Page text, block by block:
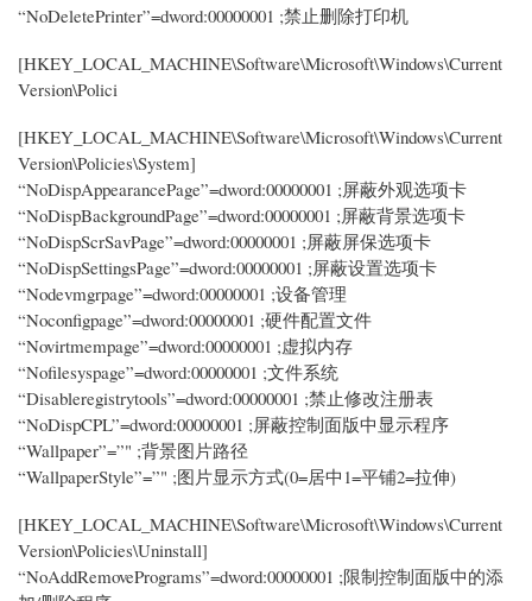
“NoDeletePrinter”=dword:00000001 ;禁止删除打印机
[HKEY_LOCAL_MACHINE\Software\Microsoft\Windows\Current
Version\Polici
[HKEY_LOCAL_MACHINE\Software\Microsoft\Windows\Current
Version\Policies\System]
“NoDispAppearancePage”=dword:00000001 ;屏蔽外观选项卡
“NoDispBackgroundPage”=dword:00000001 ;屏蔽背景选项卡
“NoDispScrSavPage”=dword:00000001 ;屏蔽屏保选项卡
“NoDispSettingsPage”=dword:00000001 ;屏蔽设置选项卡
“Nodevmgrpage”=dword:00000001 ;设备管理
“Noconfigpage”=dword:00000001 ;硬件配置文件
“Novirtmempage”=dword:00000001 ;虚拟内存
“Nofilesyspage”=dword:00000001 ;文件系统
“Disableregistrytools”=dword:00000001 ;禁止修改注册表
“NoDispCPL”=dword:00000001 ;屏蔽控制面版中显示程序
“Wallpaper”=”" ;背景图片路径
“WallpaperStyle”=”" ;图片显示方式(0=居中1=平铺2=拉伸)
[HKEY_LOCAL_MACHINE\Software\Microsoft\Windows\Current
Version\Policies\Uninstall]
“NoAddRemovePrograms”=dword:00000001 ;限制控制面版中的添